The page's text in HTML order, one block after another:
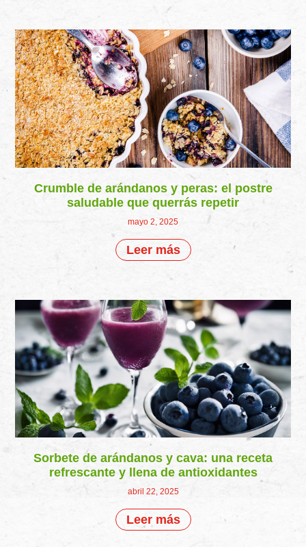
Crumble de arándanos y peras: el postre
saludable que querrás repetir
mayo 2, 2025
Leer más
Sorbete de arándanos y cava: una receta
refrescante y llena de antioxidantes
abril 22, 2025
Leer más